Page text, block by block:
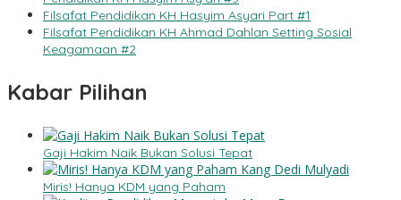
Filsafat Pendidikan KH Hasyim Asyari Part #1
Filsafat Pendidikan KH Ahmad Dahlan Setting Sosial
Keagamaan #2
Kabar Pilihan
Gaji Hakim Naik Bukan Solusi Tepat
Miris! Hanya KDM yang Paham